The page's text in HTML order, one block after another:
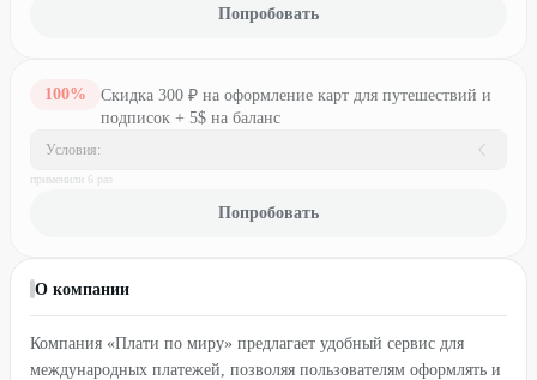
Попробовать
100%
Скидка 300 ₽ на оформление карт для путешествий и
подписок + 5$ на баланс
Условия:
применили 6 раз
Попробовать
О компании
Компания «Плати по миру» предлагает удобный сервис для
международных платежей, позволяя пользователям оформлять и